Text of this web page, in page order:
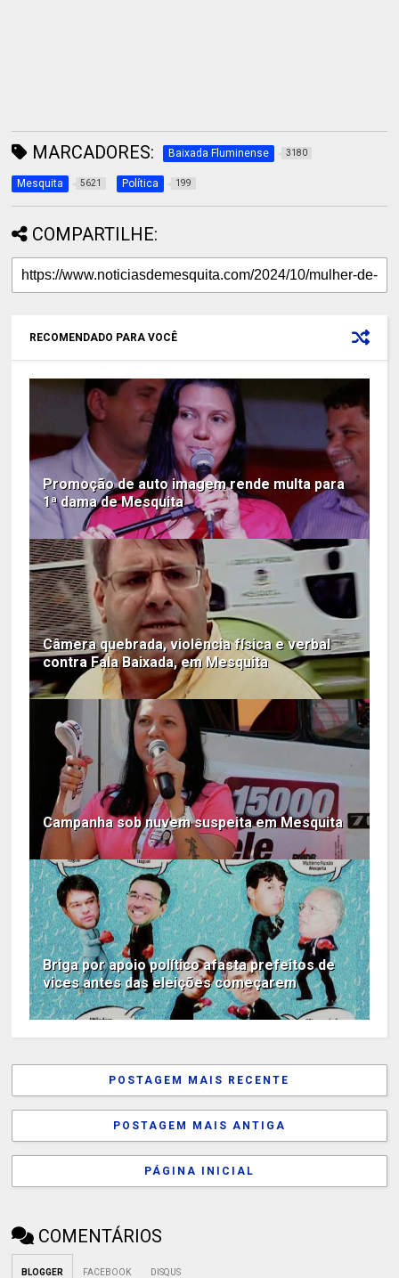
MARCADORES: Baixada Fluminense 3180
Mesquita 5621 Política 199
COMPARTILHE:
RECOMENDADO PARA VOCÊ
Promoção de auto imagem rende multa para
1ª dama de Mesquita
Câmera quebrada, violência física e verbal
contra Fala Baixada, em Mesquita
Campanha sob nuvem suspeita em Mesquita
Briga por apoio político afasta prefeitos de
vices antes das eleições começarem
POSTAGEM MAIS RECENTE
POSTAGEM MAIS ANTIGA
PÁGINA INICIAL
COMENTÁRIOS
BLOGGER FACEBOOK DISQUS